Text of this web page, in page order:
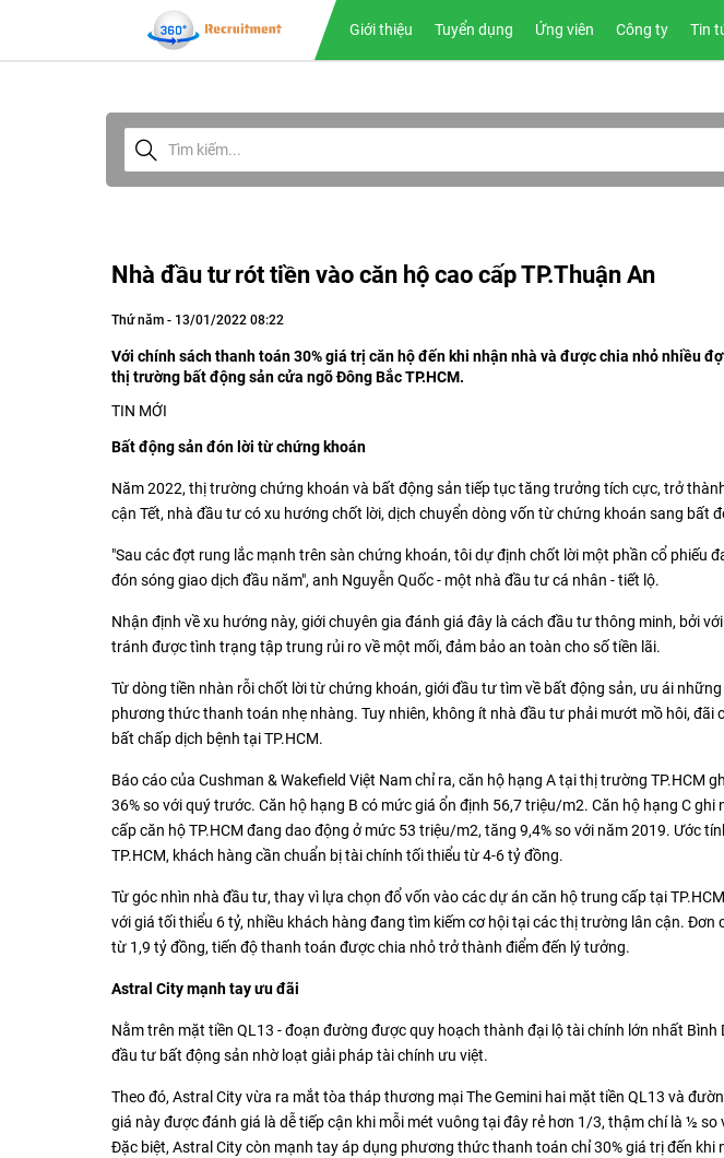
Giới thiệu Tuyển dụng Ứng viên Công ty Tin
Nhà đầu tư rót tiền vào căn hộ cao cấp TP.Thuận An
Thứ năm - 13/01/2022 08:22
Với chính sách thanh toán 30% giá trị căn hộ đến khi nhận nhà và được chia nhỏ nhiều
thị trường bất động sản cửa ngõ Đông Bắc TP.HCM.
TIN MỚI
Bất động sản đón lời từ chứng khoán
Năm 2022, thị trường chứng khoán và bất động sản tiếp tục tăng trưởng tích cực, trở
cận Tết, nhà đầu tư có xu hướng chốt lời, dịch chuyển dòng vốn từ chứng khoán sang bất
"Sau các đợt rung lắc mạnh trên sàn chứng khoán, tôi dự định chốt lời một phần cổ phiếu
đón sóng giao dịch đầu năm", anh Nguyễn Quốc - một nhà đầu tư cá nhân - tiết lộ.
Nhận định về xu hướng này, giới chuyên gia đánh giá đây là cách đầu tư thông minh, bởi
tránh được tình trạng tập trung rủi ro về một mối, đảm bảo an toàn cho số tiền lãi.
Từ dòng tiền nhàn rỗi chốt lời từ chứng khoán, giới đầu tư tìm về bất động sản, ưu ái
phương thức thanh toán nhẹ nhàng. Tuy nhiên, không ít nhà đầu tư phải mướt mồ hôi, đãi
bất chấp dịch bệnh tại TP.HCM.
Báo cáo của Cushman & Wakefield Việt Nam chỉ ra, căn hộ hạng A tại thị trường TP.HCM
36% so với quý trước. Căn hộ hạng B có mức giá ổn định 56,7 triệu/m2. Căn hộ hạng C
cấp căn hộ TP.HCM đang dao động ở mức 53 triệu/m2, tăng 9,4% so với năm 2019. Ước
TP.HCM, khách hàng cần chuẩn bị tài chính tối thiểu từ 4-6 tỷ đồng.
Từ góc nhìn nhà đầu tư, thay vì lựa chọn đổ vốn vào các dự án căn hộ trung cấp tại
với giá tối thiểu 6 tỷ, nhiều khách hàng đang tìm kiếm cơ hội tại các thị trường lân cận. Đơn
từ 1,9 tỷ đồng, tiến độ thanh toán được chia nhỏ trở thành điểm đến lý tưởng.
Astral City mạnh tay ưu đãi
Nằm trên mặt tiền QL13 - đoạn đường được quy hoạch thành đại lộ tài chính lớn nhất
đầu tư bất động sản nhờ loạt giải pháp tài chính ưu việt.
Theo đó, Astral City vừa ra mắt tòa tháp thương mại The Gemini hai mặt tiền QL13 và
giá này được đánh giá là dễ tiếp cận khi mỗi mét vuông tại đây rẻ hơn 1/3, thậm chí là ½
Đặc biệt, Astral City còn mạnh tay áp dụng phương thức thanh toán chỉ 30% giá trị đến khi